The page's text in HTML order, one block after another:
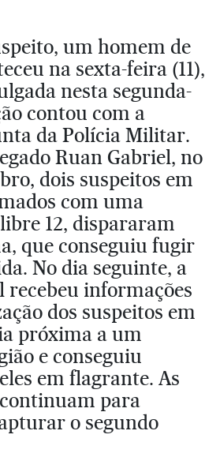
um homem de
na sexta-feira (11),
nesta segunda-
contou com a
da Polícia Militar.
Ruan Gabriel, no
dois suspeitos em
com uma
12, dispararam
que conseguiu fugir
No dia seguinte, a
recebeu informações
dos suspeitos em
próxima a um
e conseguiu
em flagrante. As
para
o segundo